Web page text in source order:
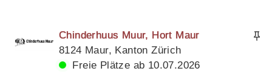
Chinderhuus Muur, Hort Maur
8124 Maur, Kanton Zürich
Freie Plätze ab 10.07.2026